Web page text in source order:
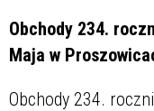
Obchody 234.
Maja w
Obchody 234.